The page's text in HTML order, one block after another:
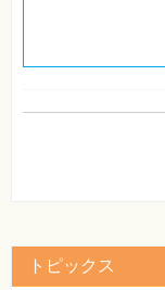
ー
特
トピックス